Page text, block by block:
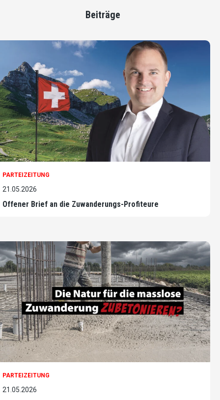
Beiträge
PARTEIZEITUNG
21.05.2026
Offener Brief an die Zuwanderungs-Profiteure
PARTEIZEITUNG
21.05.2026